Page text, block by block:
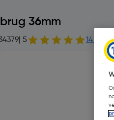
36mm
| 5 14